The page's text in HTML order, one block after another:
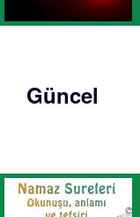
Güncel